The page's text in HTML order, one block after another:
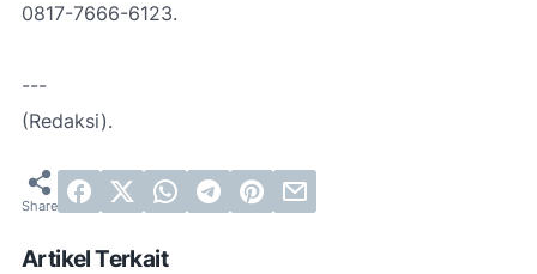
0817-7666-6123.
---
(Redaksi).
Artikel Terkait